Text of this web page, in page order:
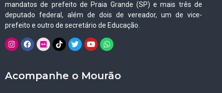
mandatos de prefeito de Praia Grande (SP) e mais três de
deputado federal, além de dois de vereador, um de vice-
prefeito e outro de secretário de Educação.
Acompanhe o Mourão